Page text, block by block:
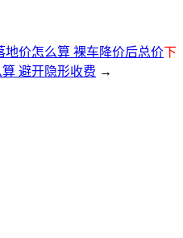
地价怎么算 裸车降价后总价下
避开隐形收费 →